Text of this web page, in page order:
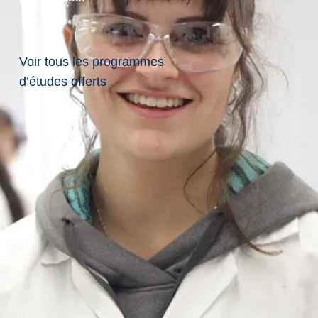
Voir tous les programmes
d’études offerts
professeure
de la
Laurentienne
participera à
une aventure
dans
l’Antarctique
Mme Tammy Eger se
joindra à une centaine de